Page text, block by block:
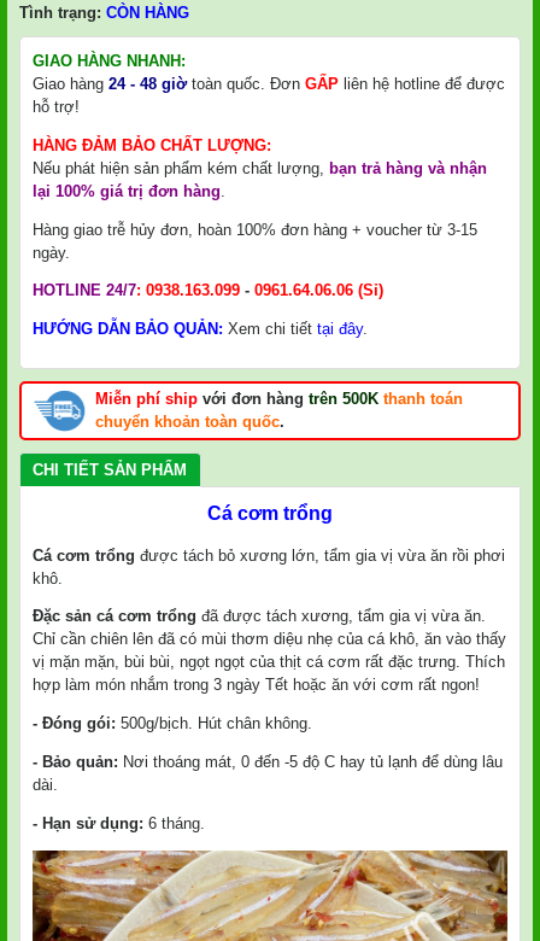
Tình trạng: CÒN HÀNG
GIAO HÀNG NHANH:
Giao hàng 24 - 48 giờtoàn quốc. Đơn GẤP liên hệ hotline để được
hỗ trợ!
HÀNG ĐẢM BẢO CHẤT LƯỢNG:
Nếu phát hiện sản phẩm kém chất lượng,
bạn trả hàng và nhận
lại 100% giá trị đơn hàng
Hàng giao trễ hủy đơn, hoàn 100% đơn hàng + voucher từ 3-15
ngày.
HOTLINE 24/7: 0938.163.099 - 0961.64.06.06 (Sỉ)
HƯỚNG DẪN BẢO QUẢN: Xem chi tiết tại đây.
Miễn phí ship với đơn hàng trên 500K thanh toán
chuyển khoản toàn quốc.
CHI TIẾT SẢN PHẨM
Cá cơm trổng
Cá cơm trổng được tách bỏ xương lớn, tẩm gia vị vừa ăn rồi phơi
khô.
Đặc sản cá cơm trổng đã được tách xương, tẩm gia vị vừa ăn.
Chỉ cần chiên lên đã có mùi thơm diệu nhẹ của cá khô, ăn vào thấy
vị mặn mặn, bùi bùi, ngọt ngọt của thịt cá cơm rất đặc trưng. Thích
hợp làm món nhắm trong 3 ngày Tết hoặc ăn với cơm rất ngon!
- Đóng gói: 500g/bịch. Hút chân không.
- Bảo quản: Nơi thoáng mát, 0 đến -5 độ C hay tủ lạnh để dùng lâu
dài.
- Hạn sử dụng: 6 tháng.